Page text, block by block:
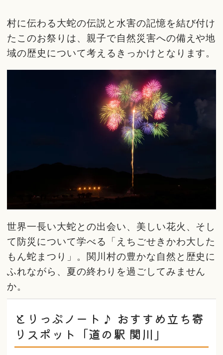
村に伝わる大蛇の伝説と水害の記憶を結び付け
たこのお祭りは、親子で自然災害への備えや地
域の歴史について考えるきっかけとなります。
世界一長い大蛇との出会い、美しい花火、そし
て防災について学べる「えちごせきかわ大した
もん蛇まつり」。関川村の豊かな自然と歴史に
ふれながら、夏の終わりを過ごしてみません
か。
とりっぷノート♪ おすすめ立ち寄
りスポット「道の駅 関川」